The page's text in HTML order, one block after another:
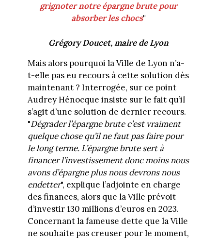
grignoter notre épargne brute pour
absorber les chocs"
Grégory Doucet, maire de Lyon
Mais alors pourquoi la Ville de Lyon n’a-
t-elle pas eu recours à cette solution dès
maintenant ? Interrogée, sur ce point
Audrey Hénocque insiste sur le fait qu’il
s’agit d’une solution de dernier recours.
"Dégrader l’épargne brute c’est vraiment
quelque chose qu’il ne faut pas faire pour
le long terme. L’épargne brute sert à
financer l’investissement donc moins nous
avons d’épargne plus nous devrons nous
endetter", explique l’adjointe en charge
des finances, alors que la Ville prévoit
d’investir 130 millions d’euros en 2023.
Concernant la fameuse dette que la Ville
ne souhaite pas creuser pour le moment,